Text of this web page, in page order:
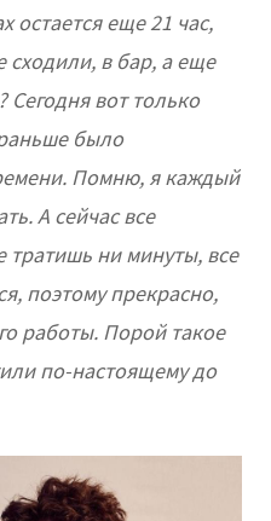
остается еще 21 час,
сходили, в бар, а еще
Сегодня вот только
было
Помню, я каждый
А сейчас все
тратишь ни минуты, все
поэтому прекрасно,
работы. Порой такое
по-настоящему до